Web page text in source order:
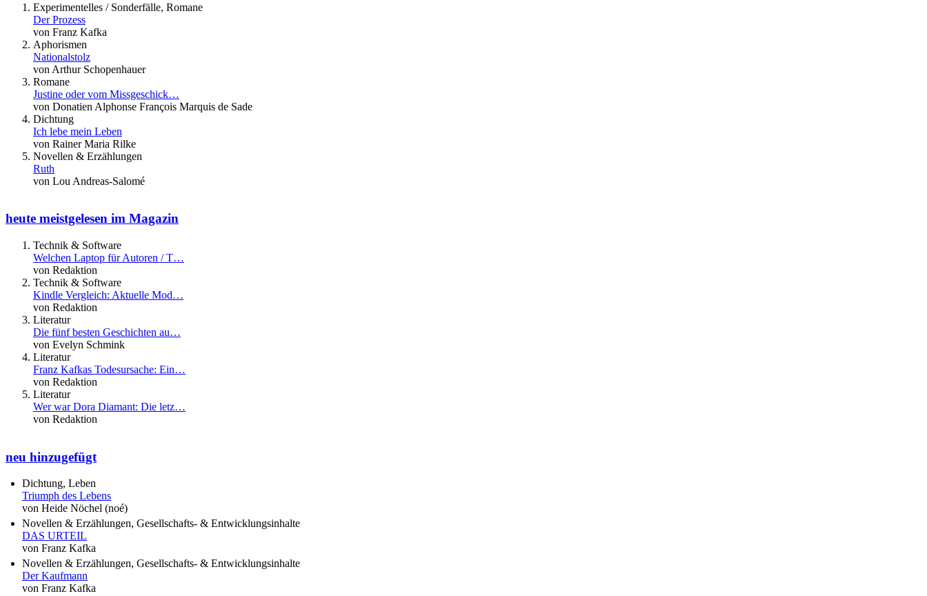
Experimentelles / Sonderfälle, Romane
Der Prozess
von Franz Kafka
Aphorismen
Nationalstolz
von Arthur Schopenhauer
Romane
Justine oder vom Missgeschick…
von Donatien Alphonse François Marquis de Sade
Dichtung
Ich lebe mein Leben
von Rainer Maria Rilke
Novellen & Erzählungen
Ruth
von Lou Andreas-Salomé
heute meistgelesen im Magazin
Technik & Software
Welchen Laptop für Autoren / T…
von Redaktion
Technik & Software
Kindle Vergleich: Aktuelle Mod…
von Redaktion
Literatur
Die fünf besten Geschichten au…
von Evelyn Schmink
Literatur
Franz Kafkas Todesursache: Ein…
von Redaktion
Literatur
Wer war Dora Diamant: Die letz…
von Redaktion
neu hinzugefügt
Dichtung, Leben
Triumph des Lebens
von Heide Nöchel (noé)
Novellen & Erzählungen, Gesellschafts- & Entwicklungsinhalte
DAS URTEIL
von Franz Kafka
Novellen & Erzählungen, Gesellschafts- & Entwicklungsinhalte
Der Kaufmann
von Franz Kafka